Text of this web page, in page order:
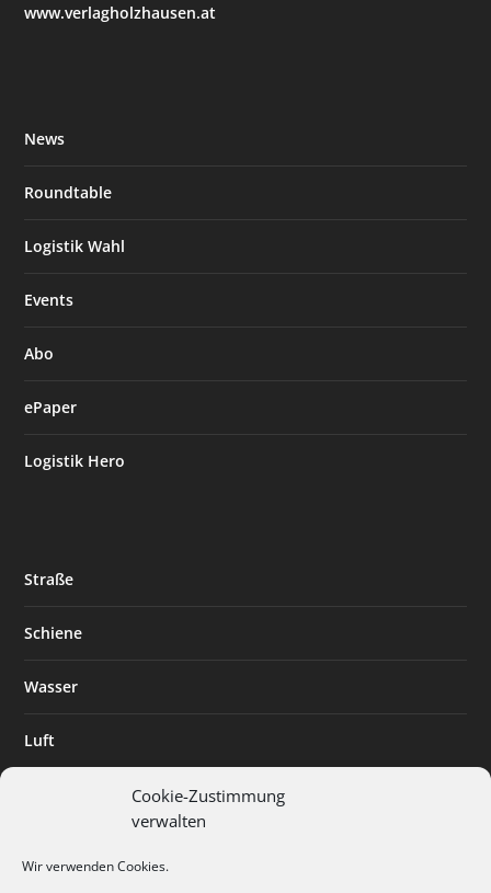
Cookie-Zustimmung
verwalten
Wir verwenden Cookies.
www.verlagholzhausen.at
News
Roundtable
Logistik Wahl
Events
Abo
ePaper
Logistik Hero
Straße
Schiene
Wasser
Luft